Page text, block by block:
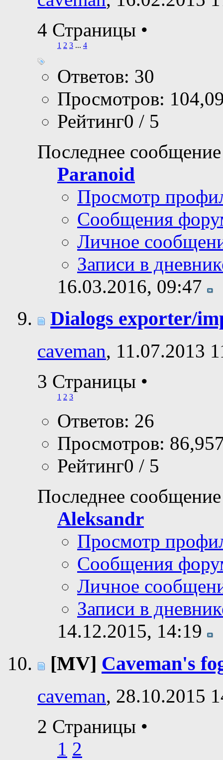
4 Страницы •
1 2 3 ... 4
Ответов: 30
Просмотров:
Рейтинг0 / 5
Последнее
Paranoid
Просмотр
Сообщения
Личное
Записи в
16.03.2016, 09:47
Dialogs exporter/
caveman, 11.07.2013
3 Страницы •
1 2 3
Ответов: 26
Просмотров:
Рейтинг0 / 5
Последнее
Aleksandr
Просмотр
Сообщения
Личное
Записи в
14.12.2015, 14:19
[MV] Caveman's
caveman, 28.10.2015
2 Страницы •
1 2